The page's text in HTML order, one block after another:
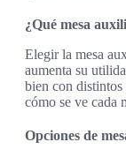
¿Qué mesa
Elegir la mesa
aumenta su
bien con distintos
cómo se ve cada
Opciones de